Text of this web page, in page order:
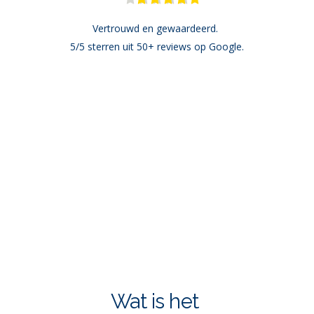
Vertrouwd en gewaardeerd.
5/5 sterren uit 50+ reviews op Google.
Wat is het